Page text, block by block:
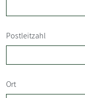
Postleitzahl
Ort